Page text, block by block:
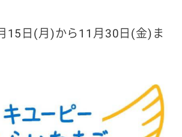
15日(月)から11月30日(金)ま